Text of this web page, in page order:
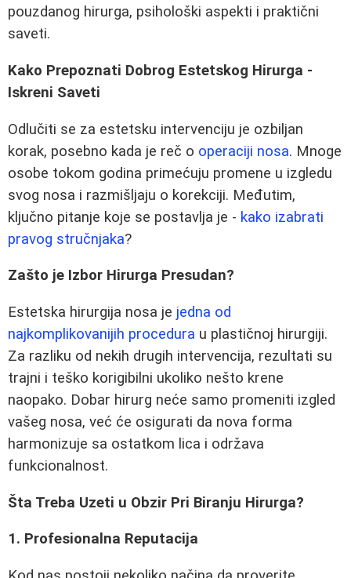
pouzdanog hirurga, psihološki aspekti i praktični
saveti.
Kako Prepoznati Dobrog Estetskog Hirurga -
Iskreni Saveti
Odlučiti se za estetsku intervenciju je ozbiljan
korak, posebno kada je reč o operaciji nosa. Mnoge
osobe tokom godina primećuju promene u izgledu
svog nosa i razmišljaju o korekciji. Međutim,
ključno pitanje koje se postavlja je - kako izabrati
pravog stručnjaka?
Zašto je Izbor Hirurga Presudan?
Estetska hirurgija nosa je jedna od
najkomplikovanijih procedura u plastičnoj hirurgiji.
Za razliku od nekih drugih intervencija, rezultati su
trajni i teško korigibilni ukoliko nešto krene
naopako. Dobar hirurg neće samo promeniti izgled
vašeg nosa, već će osigurati da nova forma
harmonizuje sa ostatkom lica i održava
funkcionalnost.
Šta Treba Uzeti u Obzir Pri Biranju Hirurga?
1. Profesionalna Reputacija